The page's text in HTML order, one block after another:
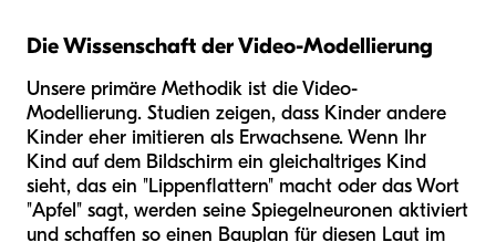
Die Wissenschaft der Video-Modellierung
Unsere primäre Methodik ist die Video-
Modellierung. Studien zeigen, dass Kinder andere
Kinder eher imitieren als Erwachsene. Wenn Ihr
Kind auf dem Bildschirm ein gleichaltriges Kind
sieht, das ein "Lippenflattern" macht oder das Wort
"Apfel" sagt, werden seine Spiegelneuronen aktiviert
und schaffen so einen Bauplan für diesen Laut im